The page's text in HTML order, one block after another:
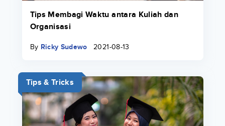
Tips Membagi Waktu antara Kuliah dan
Organisasi
By Ricky Sudewo 2021-08-13
Tips & Tricks